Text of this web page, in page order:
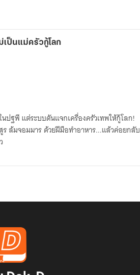
เป็นแม่ครัวกู้โลก
ปฐพี แต่ระบบดันแจกเครื่องครัวเทพให้กู้โลก!
ล้มจอมมาร ด้วยฝีมือทำอาหาร...แล้วค่อยกลับ